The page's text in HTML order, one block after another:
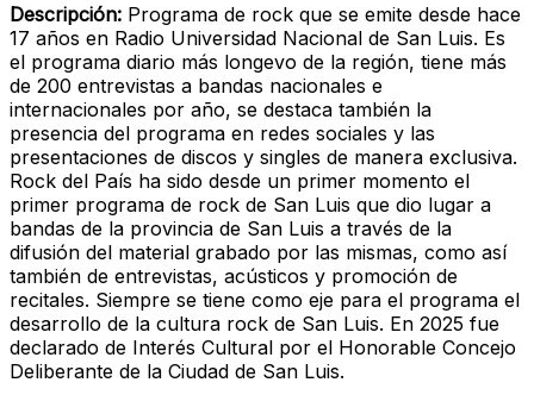
Descripción: Programa de rock que se emite desde hace
17 años en Radio Universidad Nacional de San Luis. Es
el programa diario más longevo de la región, tiene más
de 200 entrevistas a bandas nacionales e
internacionales por año, se destaca también la
presencia del programa en redes sociales y las
presentaciones de discos y singles de manera exclusiva.
Rock del País ha sido desde un primer momento el
primer programa de rock de San Luis que dio lugar a
bandas de la provincia de San Luis a través de la
difusión del material grabado por las mismas, como así
también de entrevistas, acústicos y promoción de
recitales. Siempre se tiene como eje para el programa el
desarrollo de la cultura rock de San Luis. En 2025 fue
declarado de Interés Cultural por el Honorable Concejo
Deliberante de la Ciudad de San Luis.